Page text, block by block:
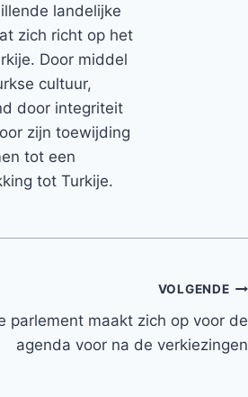
landelijke
zich richt op het
Door middel
cultuur,
door integriteit
zijn toewijding
tot een
tot Turkije.
VOLGENDE
parlement maakt zich op voor de
agenda voor na de verkiezingen